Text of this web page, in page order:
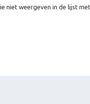
niet weergeven in de lijst